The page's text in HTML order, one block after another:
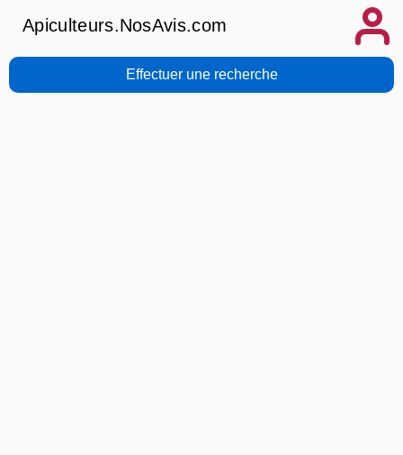
Apiculteurs.NosAvis.com
Effectuer une recherche